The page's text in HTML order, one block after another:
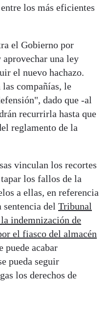
los más eficientes
el Gobierno por
una ley
el nuevo hachazo.
las compañías, le
dado que -al
recurrirla hasta que
reglamento de la
vinculan los recortes
los fallos de la
a ellas, en referencia
del Tribunal
indemnización de
el fiasco del almacén
puede acabar
pueda seguir
los derechos de